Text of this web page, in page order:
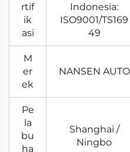
rtif
ik
asi
Indonesia:
ISO9001/TS169
49
M
er
ek
NANSEN AUTO
Pe
la
bu
ha
Shanghai /
Ningbo